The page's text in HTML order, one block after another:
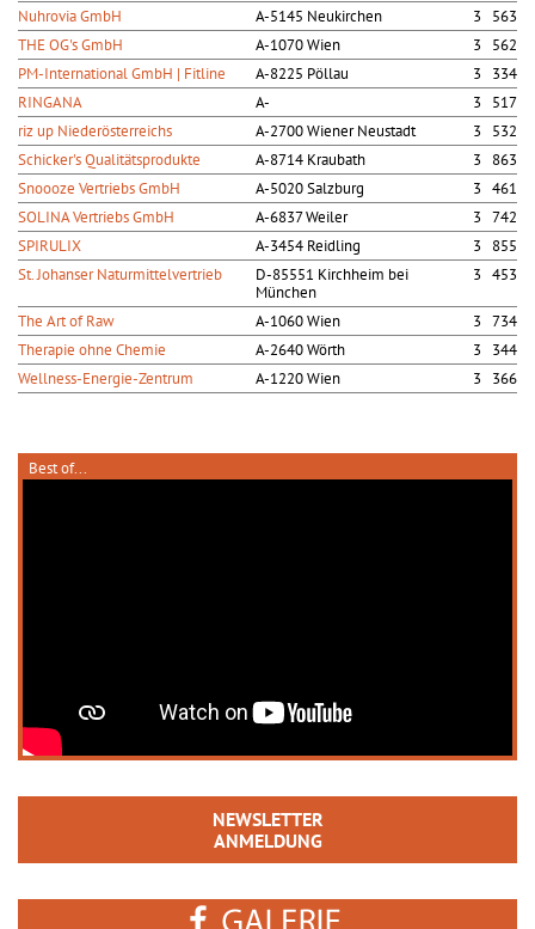
Nuhrovia GmbH A-5145 Neukirchen
3 563
THE OG's GmbH
A-1070 Wien
3 562
PM-International GmbH | Fitline
A-8225 Pöllau
3 334
RINGANA
A-
3 517
riz up Niederösterreichs
A-2700 Wiener Neustadt
3 532
Schicker's Qualitätsprodukte
A-8714 Kraubath
3 863
Snoooze Vertriebs GmbH
A-5020 Salzburg
3 461
SOLINA Vertriebs GmbH
A-6837 Weiler
3 742
SPIRULIX
A-3454 Reidling
3 855
St. Johanser Naturmittelvertrieb
D-85551 Kirchheim bei
München
3 453
The Art of Raw A-1060 Wien
3 734
Therapie ohne Chemie
A-2640 Wörth
3 344
Wellness-Energie-Zentrum
A-1220 Wien 3 366
Best of...
NEWSLETTER
ANMELDUNG